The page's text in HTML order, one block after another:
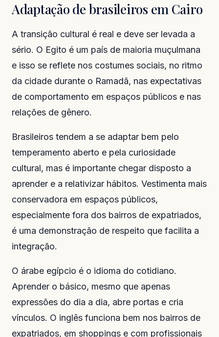
Adaptação de brasileiros em Cairo
A transição cultural é real e deve ser levada a
sério. O Egito é um país de maioria muçulmana
e isso se reflete nos costumes sociais, no ritmo
da cidade durante o Ramadã, nas expectativas
de comportamento em espaços públicos e nas
relações de gênero.
Brasileiros tendem a se adaptar bem pelo
temperamento aberto e pela curiosidade
cultural, mas é importante chegar disposto a
aprender e a relativizar hábitos. Vestimenta mais
conservadora em espaços públicos,
especialmente fora dos bairros de expatriados,
é uma demonstração de respeito que facilita a
integração.
O árabe egípcio é o idioma do cotidiano.
Aprender o básico, mesmo que apenas
expressões do dia a dia, abre portas e cria
vínculos. O inglês funciona bem nos bairros de
expatriados, em shoppings e com profissionais